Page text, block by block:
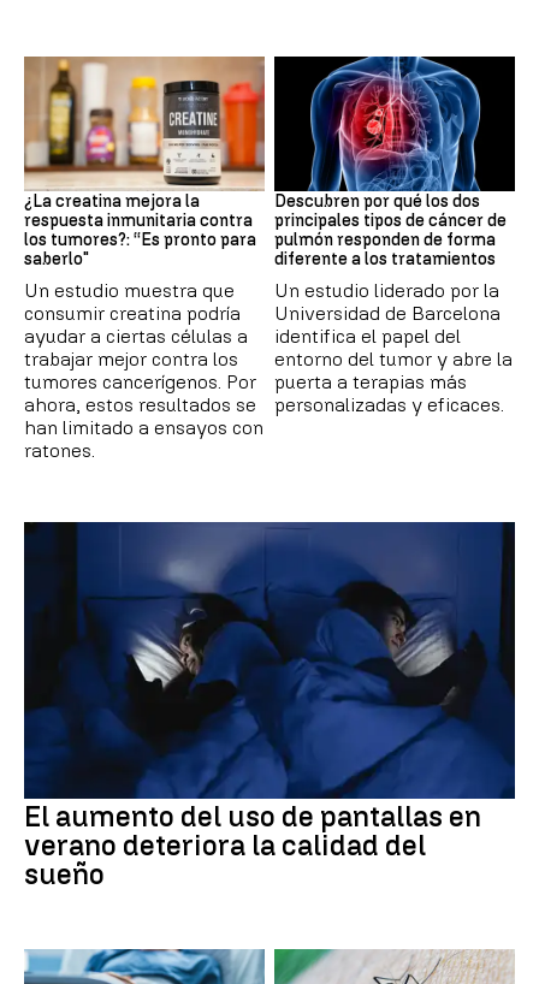
Suplementos deportivos
¿La creatina mejora la
respuesta inmunitaria contra
los tumores?: “Es pronto para
saberlo"
Un estudio muestra que
consumir creatina podría
ayudar a ciertas células a
trabajar mejor contra los
tumores cancerígenos. Por
ahora, estos resultados se
han limitado a ensayos con
ratones.
Cáncer de pulmón
Descubren por qué los dos
principales tipos de cáncer de
pulmón responden de forma
diferente a los tratamientos
Un estudio liderado por la
Universidad de Barcelona
identifica el papel del
entorno del tumor y abre la
puerta a terapias más
personalizadas y eficaces.
El aumento del uso de pantallas en
verano deteriora la calidad del
sueño